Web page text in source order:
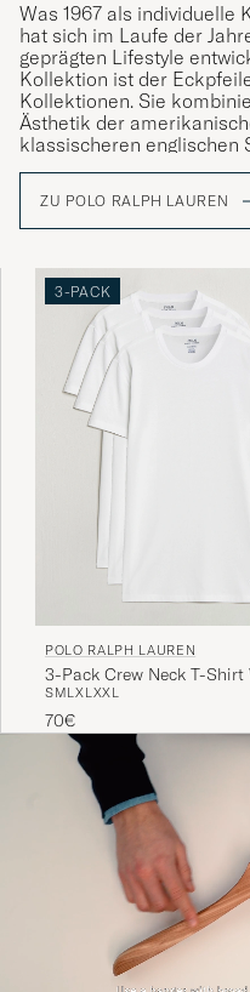
Was 1967 als individuelle
hat sich im Laufe der
geprägten Lifestyle
Kollektion ist der
Kollektionen. Sie
Ästhetik der
klassischeren englischen
ZU POLO RALPH LAUREN
3-PACK
POLO RALPH LAUREN
3-Pack Crew Neck T-Shirt
SMLXLXXL
70€